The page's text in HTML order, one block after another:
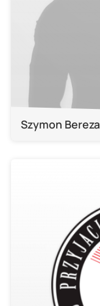
Szymon Bereza